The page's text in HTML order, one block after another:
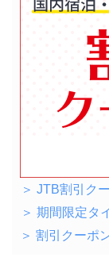
＞ JTB割引ク
＞ 期間限定タ
＞ 割引クーポ